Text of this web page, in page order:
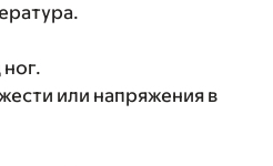
или напряжения в